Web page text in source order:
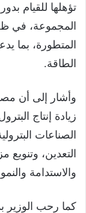
تؤهلها للقيام
المجموعة، في ظل
المتطورة، بما
الطاقة.
وأشار إلى أن
زيادة إنتاج
الصناعات
التعدين، وتنويع
والاستدامة
كما رحب الوزير